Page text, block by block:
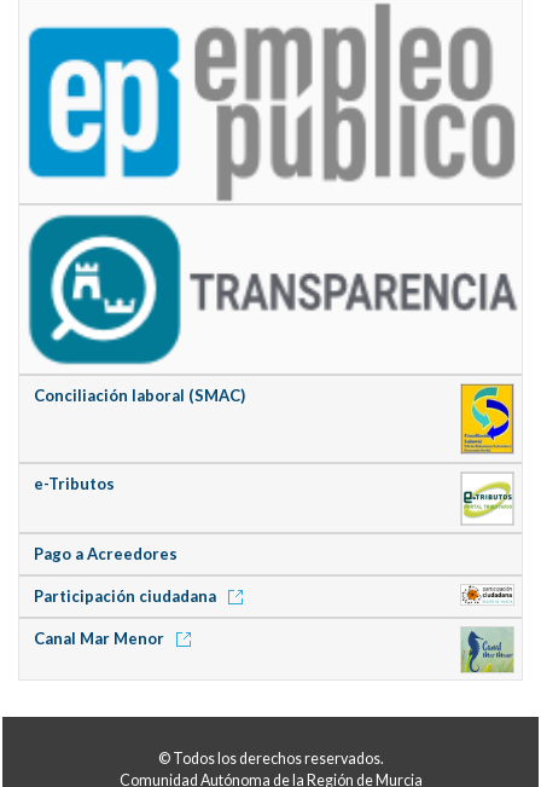
Conciliación laboral (SMAC)
e-Tributos
Pago a Acreedores
Participación ciudadana
Canal Mar Menor
© Todos los derechos reservados.
Comunidad Autónoma de la Región de Murcia